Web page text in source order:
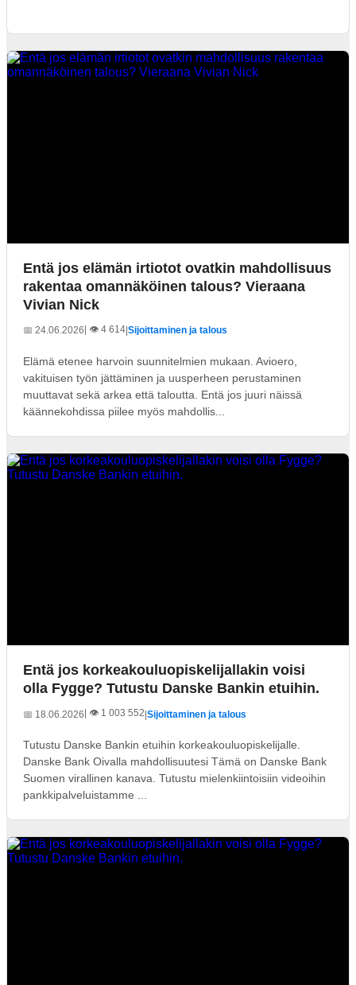
Entä jos elämän irtiotot ovatkin mahdollisuus
rakentaa omannäköinen talous? Vieraana
Vivian Nick
📅 24.06.2026| 👁️ 4 614 Sijoittaminen ja talous
Elämä etenee harvoin suunnitelmien mukaan. Avioero,
vakituisen työn jättäminen ja uusperheen perustaminen
muuttavat sekä arkea että taloutta. Entä jos juuri näissä
käännekohdissa piilee myös mahdollis...
Entä jos korkeakouluopiskelijallakin voisi
olla Fygge? Tutustu Danske Bankin etuihin.
📅 18.06.2026 | 👁️ 1 003 552|Sijoittaminen ja talous
Tutustu Danske Bankin etuihin korkeakouluopiskelijalle.
Danske Bank Oivalla mahdollisuutesi Tämä on Danske Bank
Suomen virallinen kanava. Tutustu mielenkiintoisiin videoihin
pankkipalveluistamme ...